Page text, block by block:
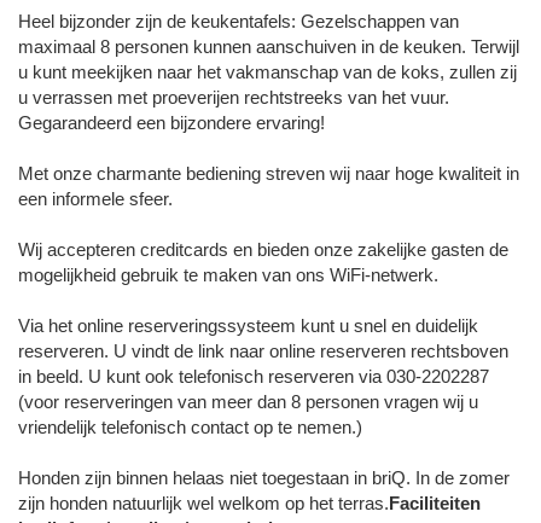
Heel bijzonder zijn de keukentafels: Gezelschappen van
maximaal 8 personen kunnen aanschuiven in de keuken. Terwijl
u kunt meekijken naar het vakmanschap van de koks, zullen zij
u verrassen met proeverijen rechtstreeks van het vuur.
Gegarandeerd een bijzondere ervaring!
Met onze charmante bediening streven wij naar hoge kwaliteit in
een informele sfeer.
Wij accepteren creditcards en bieden onze zakelijke gasten de
mogelijkheid gebruik te maken van ons WiFi-netwerk.
Via het online reserveringssysteem kunt u snel en duidelijk
reserveren. U vindt de link naar online reserveren rechtsboven
in beeld. U kunt ook telefonisch reserveren via 030-2202287
(voor reserveringen van meer dan 8 personen vragen wij u
vriendelijk telefonisch contact op te nemen.)
Honden zijn binnen helaas niet toegestaan in briQ. In de zomer
zijn honden natuurlijk wel welkom op het terras.Faciliteiten